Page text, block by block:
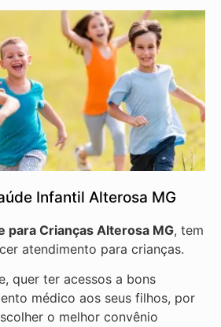
Infantil Alterosa MG
para Crianças Alterosa MG, tem
atendimento para crianças.
quer ter acessos a bons
médico aos seus filhos, por
o melhor convênio